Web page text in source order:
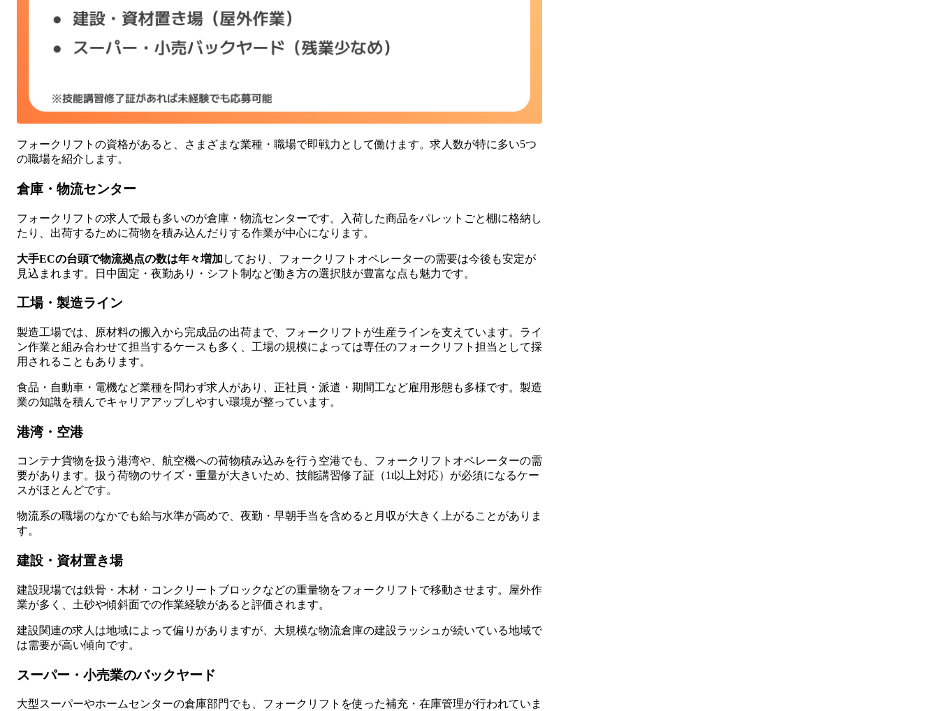
フォークリフトの資格があると、さまざまな業種・職場で即戦力として働けます。求人数が特に多い5つ
の職場を紹介します。
倉庫・物流センター
フォークリフトの求人で最も多いのが倉庫・物流センターです。入荷した商品をパレットごと棚に格納し
たり、出荷するために荷物を積み込んだりする作業が中心になります。
大手ECの台頭で物流拠点の数は年々増加 しており、フォークリフトオペレーターの需要は今後も安定が
見込まれます。日中固定・夜勤あり・シフト制など働き方の選択肢が豊富な点も魅力です。
工場・製造ライン
製造工場では、原材料の搬入から完成品の出荷まで、フォークリフトが生産ラインを支えています。ライ
ン作業と組み合わせて担当するケースも多く、工場の規模によっては専任のフォークリフト担当として採
用されることもあります。
食品・自動車・電機など業種を問わず求人があり、正社員・派遣・期間工など雇用形態も多様です。製造
業の知識を積んでキャリアアップしやすい環境が整っています。
港湾・空港
コンテナ貨物を扱う港湾や、航空機への荷物積み込みを行う空港でも、フォークリフトオペレーターの需
要があります。扱う荷物のサイズ・重量が大きいため、技能講習修了証（1t以上対応）が必須になるケー
スがほとんどです。
物流系の職場のなかでも給与水準が高めで、夜勤・早朝手当を含めると月収が大きく上がることがありま
す。
建設・資材置き場
建設現場では鉄骨・木材・コンクリートブロックなどの重量物をフォークリフトで移動させます。屋外作
業が多く、土砂や傾斜面での作業経験があると評価されます。
建設関連の求人は地域によって偏りがありますが、大規模な物流倉庫の建設ラッシュが続いている地域で
は需要が高い傾向です。
スーパー・小売業のバックヤード
大型スーパーやホームセンターの倉庫部門でも、フォークリフトを使った補充・在庫管理が行われていま